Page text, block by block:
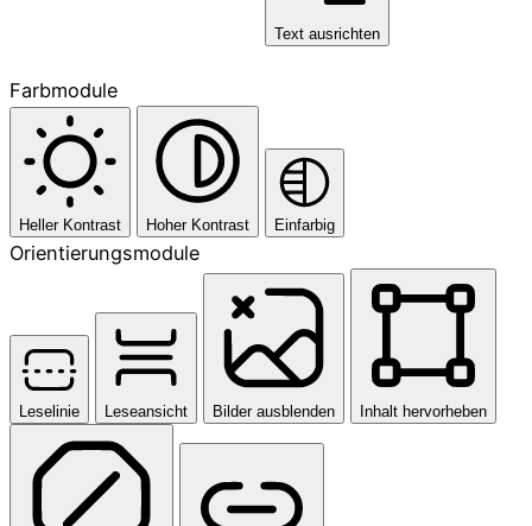
Text ausrichten
Farbmodule
Heller Kontrast Hoher Kontrast Einfarbig
Orientierungsmodule
Leselinie Leseansicht Bilder ausblenden Inhalt hervorheben